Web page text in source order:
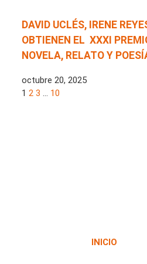
DAVID UCLÉS, IRENE
OBTIENEN EL XXXI
NOVELA, RELATO Y
octubre 20, 2025
1 2 3 … 10
INICIO